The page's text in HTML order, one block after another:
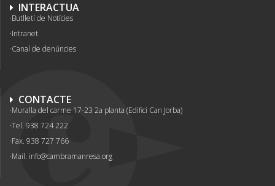
INTERACTUA
Butlletí de Notícies
Intranet
Canal de denúncies
CONTACTE
Muralla del carme 17-23 2a planta (Edifici Can Jorba)
Tel. 938 724 222
Fax. 938 727 766
Mail. info@cambramanresa.org